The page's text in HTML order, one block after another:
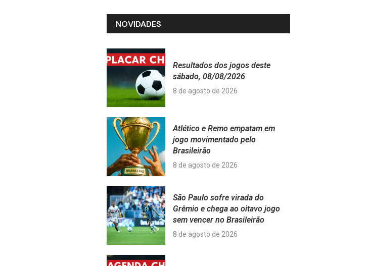
NOVIDADES
Resultados dos jogos deste
sábado, 08/08/2026
8 de agosto de 2026
Atlético e Remo empatam em
jogo movimentado pelo
Brasileirão
8 de agosto de 2026
São Paulo sofre virada do
Grêmio e chega ao oitavo jogo
sem vencer no Brasileirão
8 de agosto de 2026